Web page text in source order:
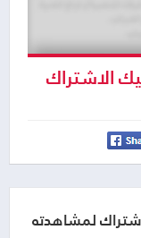
الاشتراك
لمشاهدته